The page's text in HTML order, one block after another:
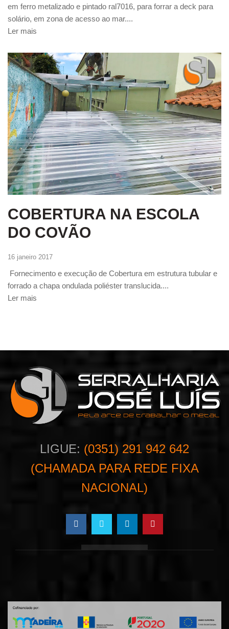
em ferro metalizado e pintado ral7016, para forrar a deck para
solário, em zona de acesso ao mar....
Ler mais
COBERTURA NA ESCOLA
DO COVÃO
16 janeiro 2017
Fornecimento e execução de Cobertura em estrutura tubular e
forrado a chapa ondulada poliéster translucida....
Ler mais
LIGUE: (0351) 291 942 642
(CHAMADA PARA REDE FIXA
NACIONAL)